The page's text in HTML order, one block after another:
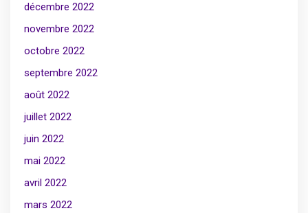
décembre 2022
novembre 2022
octobre 2022
septembre 2022
août 2022
juillet 2022
juin 2022
mai 2022
avril 2022
mars 2022